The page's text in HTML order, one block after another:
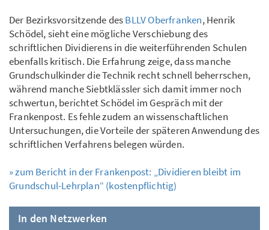
Der Bezirksvorsitzende desBLLV Oberfranken, Henrik
Schödel, sieht eine mögliche Verschiebung des
schriftlichen Dividierens in die weiterführenden Schulen
ebenfalls kritisch. Die Erfahrung zeige, dass manche
Grundschulkinder die Technik recht schnell beherrschen,
während manche Siebtklässler sich damit immer noch
schwertun, berichtet Schödel im Gespräch mit der
Frankenpost. Es fehle zudem an wissenschaftlichen
Untersuchungen, die Vorteile der späteren Anwendung des
schriftlichen Verfahrens belegen würden.
» zum Bericht in der Frankenpost: „Dividieren bleibt im
Grundschul-Lehrplan“ (kostenpflichtig)
In den Netzwerken